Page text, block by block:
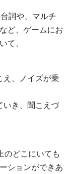
詞や、マルチ
ど、ゲームにお
て、
え、ノイズが乗
いき、聞こえづ
のどこにいても
ションができあ